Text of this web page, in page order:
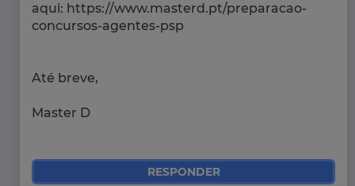
aqui: https://www.masterd.pt/preparacao-
concursos-agentes-psp
Até breve,
Master D
RESPONDER